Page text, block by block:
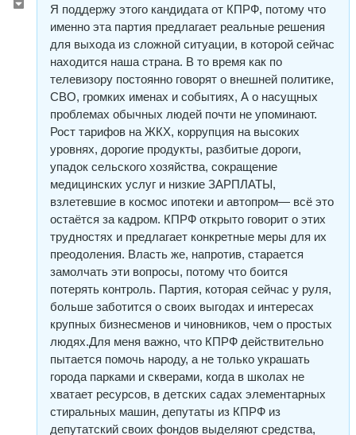
Я поддержу этого кандидата от КПРФ, потому что
именно эта партия предлагает реальные решения
для выхода из сложной ситуации, в которой сейчас
находится наша страна. В то время как по
телевизору постоянно говорят о внешней политике,
СВО, громких именах и событиях, А о насущных
проблемах обычных людей почти не упоминают.
Рост тарифов на ЖКХ, коррупция на высоких
уровнях, дорогие продукты, разбитые дороги,
упадок сельского хозяйства, сокращение
медицинских услуг и низкие ЗАРПЛАТЫ,
взлетевшие в космос ипотеки и автопром— всё это
остаётся за кадром. КПРФ открыто говорит о этих
трудностях и предлагает конкретные меры для их
преодоления. Власть же, напротив, старается
замолчать эти вопросы, потому что боится
потерять контроль. Партия, которая сейчас у руля,
больше заботится о своих выгодах и интересах
крупных бизнесменов и чиновников, чем о простых
людях.Для меня важно, что КПРФ действительно
пытается помочь народу, а не только украшать
города парками и скверами, когда в школах не
хватает ресурсов, в детских садах элементарных
стиральных машин, депутаты из КПРФ из
депутатский своих фондов выделяют средства,